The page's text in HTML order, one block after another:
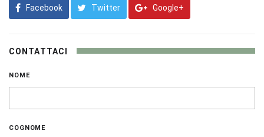
Facebook Twitter Google+
CONTATTACI
NOME
COGNOME